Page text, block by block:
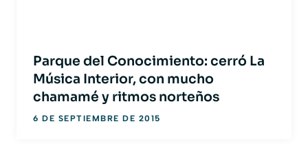
Parque del Conocimiento: cerró La
Música Interior, con mucho
chamamé y ritmos norteños
6 DE SEPTIEMBRE DE 2015